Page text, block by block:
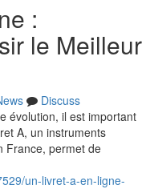
:
le Meilleur
Discuss
évolution, il est important
A, un instruments
France, permet de
un-livret-a-en-ligne-